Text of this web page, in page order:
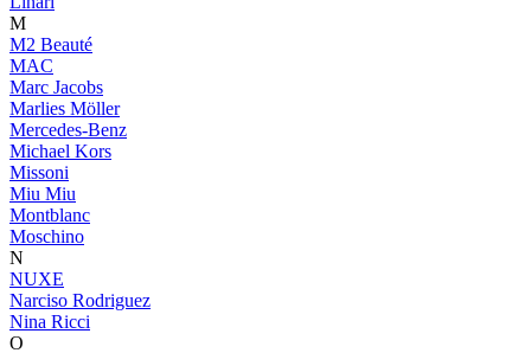
M
M2 Beauté
MAC
Marc Jacobs
Marlies Möller
Mercedes-Benz
Michael Kors
Missoni
Miu Miu
Montblanc
Moschino
N
NUXE
Narciso Rodriguez
Nina Ricci
O